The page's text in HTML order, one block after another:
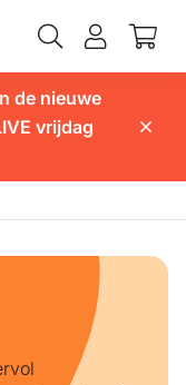
de nieuwe
vrijdag